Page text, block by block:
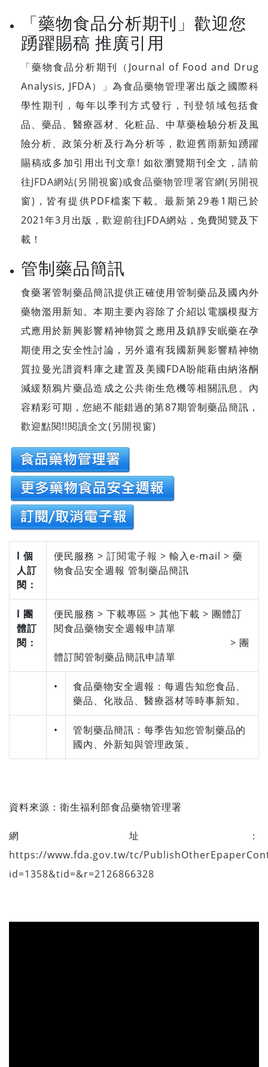
「藥物食品分析期刊」歡迎您
踴躍賜稿 推廣引用
「藥物食品分析期刊（Journal of Food and Drug
Analysis, JFDA）」為食品藥物管理署出版之國際科
學性期刊，每年以季刊方式發行，刊登領域包括食
品、藥品、醫療器材、化粧品、中草藥檢驗分析及風
險分析、政策分析及行為分析等，歡迎舊雨新知踴躍
賜稿或多加引用出刊文章! 如欲瀏覽期刊全文，請前
往JFDA網站(另開視窗)或食品藥物管理署官網(另開視
窗) ，皆有提供PDF檔案下載。最新第29卷1期已於
2021年3月出版，歡迎前往JFDA網站，免費閱覽及下
載！
管制藥品簡訊
食藥署管制藥品簡訊提供正確使用管制藥品及國內外
藥物濫用新知。本期主要內容除了介紹以電腦模擬方
式應用於新興影響精神物質之應用及鎮靜安眠藥在孕
期使用之安全性討論，另外還有我國新興影響精神物
質拉曼光譜資料庫之建置及美國FDA盼能藉由納洛酮
減緩類鴉片藥品造成之公共衛生危機等相關訊息。內
容精彩可期，您絕不能錯過的第87期管制藥品簡訊，
歡迎點閱!!閱讀全文(另開視窗)
l 個
人訂
閱：
便民服務 > 訂閱電子報 > 輸入e-mail > 藥
物食品安全週報 管制藥品簡訊
l 團
體訂
閱：
便民服務 > 下載專區 > 其他下載 > 團體訂
閱食品藥物安全週報申請單
> 團
體訂閱管制藥品簡訊申請單
•
食品藥物安全週報：每週告知您食品、
藥品、化妝品、醫療器材等時事新知。
•
管制藥品簡訊：每季告知您管制藥品的
國內、外新知與管理政策。
資料來源： 衛生福利部食品藥物管理署
網址：
https://www.fda.gov.tw/tc/
id=1358&tid=&r=2126866328